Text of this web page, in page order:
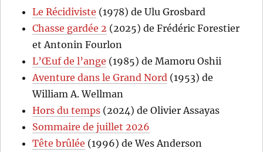
Le Récidiviste (1978) de Ulu Grosbard
Chasse gardée 2 (2025) de Frédéric Forestier
et Antonin Fourlon
L’Œuf de l’ange (1985) de Mamoru Oshii
Aventure dans le Grand Nord (1953) de
William A. Wellman
Hors du temps (2024) de Olivier Assayas
Sommaire de juillet 2026
Tête brûlée (1996) de Wes Anderson